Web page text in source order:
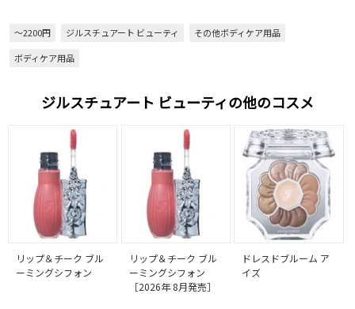
～2200円 ジルスチュアート ビューティ
その他ボディケア用品
ボディケア用品
ジルスチュアート ビューティの他のコスメ
リップ＆チーク ブル
ーミングシフォン
リップ＆チーク ブル
ーミングシフォン
［2026年 8月発売］
ドレスドブルーム ア
イズ